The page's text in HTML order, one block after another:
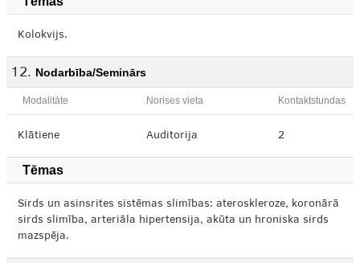
Kolokvijs.
Nodarbība/Seminārs
Modalitāte Norises vieta Kontaktstundas
Klātiene Auditorija 2
Tēmas
Sirds un asinsrites sistēmas slimības: ateroskleroze, koronārā
sirds slimība, arteriāla hipertensija, akūta un hroniska sirds
mazspēja.